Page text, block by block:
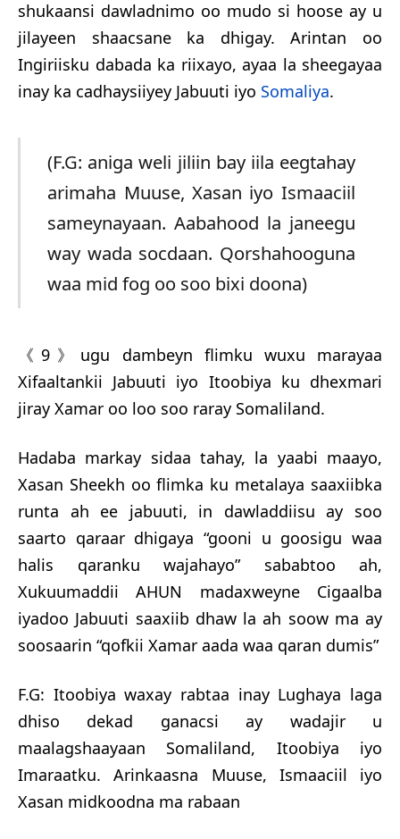
shukaansi dawladnimo oo mudo si hoose ay u
jilayeen shaacsane ka dhigay. Arintan oo
Ingiriisku dabada ka riixayo, ayaa la sheegayaa
inay ka cadhaysiiyey Jabuuti iyo Somaliya.
(F.G: aniga weli jiliin bay iila eegtahay
arimaha Muuse, Xasan iyo Ismaaciil
sameynayaan. Aabahood la janeegu
way wada socdaan. Qorshahooguna
waa mid fog oo soo bixi doona)
《9》ugu dambeyn flimku wuxu marayaa
Xifaaltankii Jabuuti iyo Itoobiya ku dhexmari
jiray Xamar oo loo soo raray Somaliland.
Hadaba markay sidaa tahay, la yaabi maayo,
Xasan Sheekh oo flimka ku metalaya saaxiibka
runta ah ee jabuuti, in dawladdiisu ay soo
saarto qaraar dhigaya “gooni u goosigu waa
halis qaranku wajahayo” sababtoo ah,
Xukuumaddii AHUN madaxweyne Cigaalba
iyadoo Jabuuti saaxiib dhaw la ah soow ma ay
soosaarin “qofkii Xamar aada waa qaran dumis”
F.G: Itoobiya waxay rabtaa inay Lughaya laga
dhiso dekad ganacsi ay wadajir u
maalagshaayaan Somaliland, Itoobiya iyo
Imaraatku. Arinkaasna Muuse, Ismaaciil iyo
Xasan midkoodna ma rabaan